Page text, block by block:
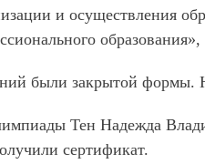
и осуществления
были закрытой формы.
Тен Надежда
сертификат.